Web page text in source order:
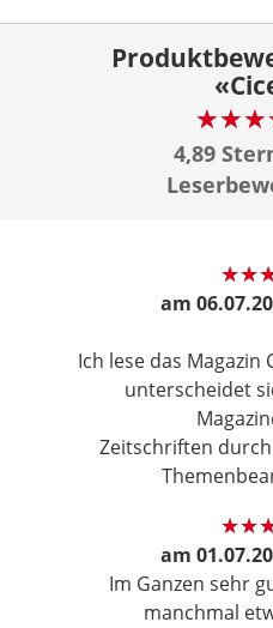
4,89
am
Ich lese das Magazin
unterscheidet
Zeitschriften
am
Im Ganzen sehr
manchmal